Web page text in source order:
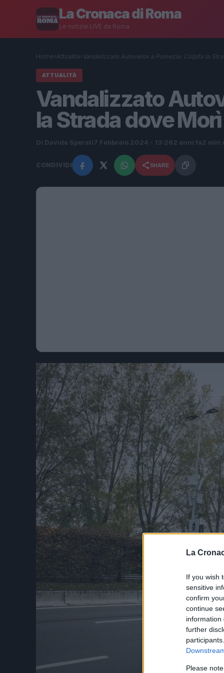
La
If you wish
sensitive
confirm
continue
information
further
Please
La Cronaca di Roma
Le notizie LIVE da Roma
Home› Attualità› Vandalizzato Autovelox a Pomezia: Colpita la
ATTUALITÀ
Vandalizzato
la Strada dove
Di Davide Sperati7 Febbraio 2024 - 13:262 anni fa2 min
CONDIVIDI SHARE